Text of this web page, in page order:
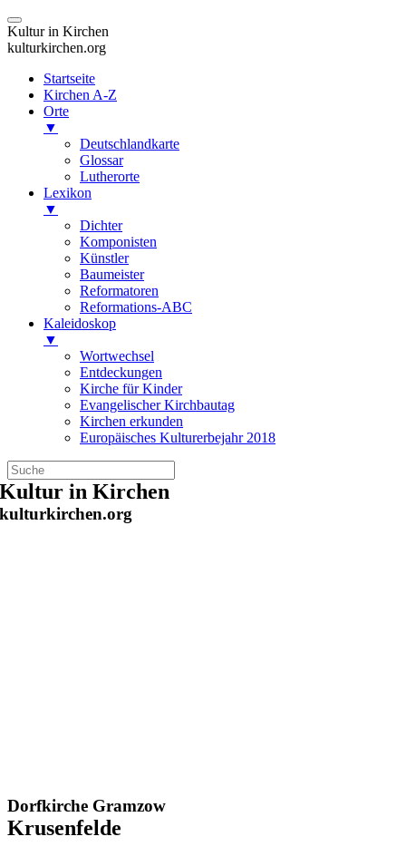
Kultur in Kirchen
kulturkirchen.org
Startseite
Kirchen A-Z
Orte
▼
Deutschlandkarte
Glossar
Lutherorte
Lexikon
▼
Dichter
Komponisten
Künstler
Baumeister
Reformatoren
Reformations-ABC
Kaleidoskop
▼
Wortwechsel
Entdeckungen
Kirche für Kinder
Evangelischer Kirchbautag
Kirchen erkunden
Europäisches Kulturerbejahr 2018
Zum
Inhalt
springen
Kultur in Kirchen
kulturkirchen.org
Dorfkirche Gramzow
Krusenfelde